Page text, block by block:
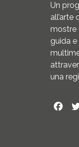
Un
all’arte
mostre
guida e
una